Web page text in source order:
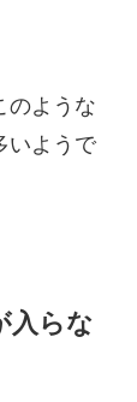
のような
いようで
入らな